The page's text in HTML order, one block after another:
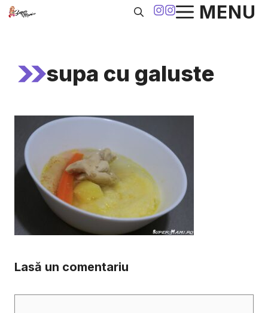
Sari
MENU
supa cu galuste
Lasă un comentariu